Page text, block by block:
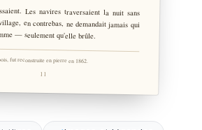
Les navires traversaient la nuit sans
en contrebas, ne demandait jamais qui
— seulement qu'elle brûle.
fut reconstruite en pierre en 1862.
11